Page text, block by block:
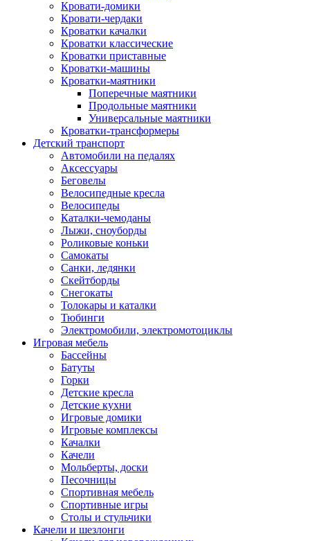
Кровати-домики
Кровати-чердаки
Кроватки качалки
Кроватки классические
Кроватки приставные
Кроватки-машины
Кроватки-маятники
Поперечные маятники
Продольные маятники
Универсальные маятники
Кроватки-трансформеры
Детский транспорт
Автомобили на педалях
Аксессуары
Беговелы
Велосипедные кресла
Велосипеды
Каталки-чемоданы
Лыжи, сноуборды
Роликовые коньки
Самокаты
Санки, ледянки
Скейтборды
Снегокаты
Толокары и каталки
Тюбинги
Электромобили, электромотоциклы
Игровая мебель
Бассейны
Батуты
Горки
Детские кресла
Детские кухни
Игровые домики
Игровые комплексы
Качалки
Качели
Мольберты, доски
Песочницы
Спортивная мебель
Спортивные игры
Столы и стульчики
Качели и шезлонги